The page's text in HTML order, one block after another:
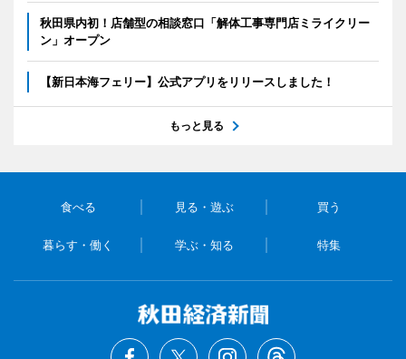
秋田県内初！店舗型の相談窓口「解体工事専門店ミライクリー
ン」オープン
【新日本海フェリー】公式アプリをリリースしました！
もっと見る
食べる 見る・遊ぶ 買う
暮らす・働く 学ぶ・知る 特集